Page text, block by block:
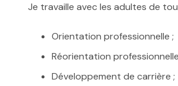
Je travaille avec les adultes de
Orientation professionnelle ;
Réorientation
Développement de carrière ;